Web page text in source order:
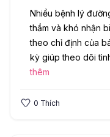
Nhiều bệnh lý
thầm và khó nhận
theo chỉ định của
kỳ giúp theo dõi
thêm
0 Thích